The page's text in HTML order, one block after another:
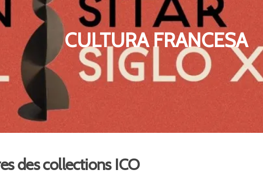
CULTURA FRANCESA
des collections ICO